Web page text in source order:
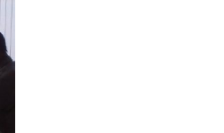
đường Nghĩa Lộ, tổ 5 Phường
Nội